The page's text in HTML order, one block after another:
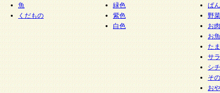
魚
くだもの
緑色
紫色
白色
ぱん
野
お
お
た
サ
シ
そ
お